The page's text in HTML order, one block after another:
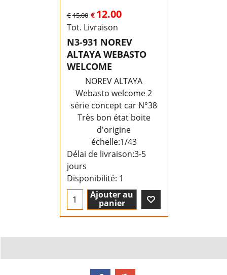
€15.00 € 12.00
Tot. Livraison
N3-931 NOREV
ALTAYA WEBASTO
WELCOME
NOREV ALTAYA
Webasto welcome 2
série concept car N°38
Très bon état boite
d'origine
échelle:1/43
Délai de livraison:3-5
jours
Disponibilité: 1
Ajouter au
panier